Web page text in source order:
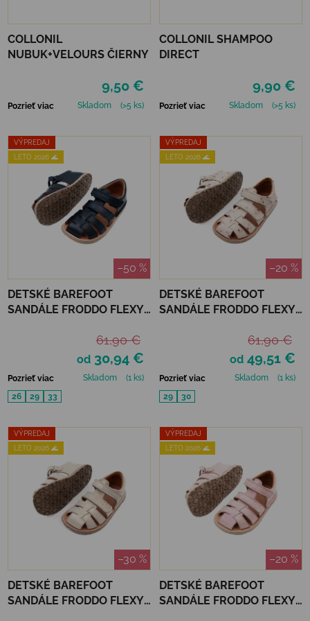
COLLONIL
NUBUK+VELOURS ČIERNY
9,50 €
Pozrieť viac Skladom (>5 ks)
COLLONIL SHAMPOO
DIRECT
9,90 €
Pozrieť viac Skladom (>5 ks)
VÝPREDAJ
LETO 2026 🌊
–50 %
DETSKÉ BAREFOOT
SANDÁLE FRODDO FLEXY
od 30,94 €
61,90 €
Pozrieť viac Skladom
(1 ks)
26
29 33
VÝPREDAJ
LETO 2026 🌊
–20 %
DETSKÉ BAREFOOT
SANDÁLE FRODDO FLEXY
od 49,51 €
61,90 €
Pozrieť viac Skladom
(1 ks)
29
30
VÝPREDAJ
LETO 2026 🌊
–30 %
DETSKÉ BAREFOOT
SANDÁLE FRODDO FLEXY
VÝPREDAJ
LETO 2026 🌊
–20 %
DETSKÉ BAREFOOT
SANDÁLE FRODDO FLEXY